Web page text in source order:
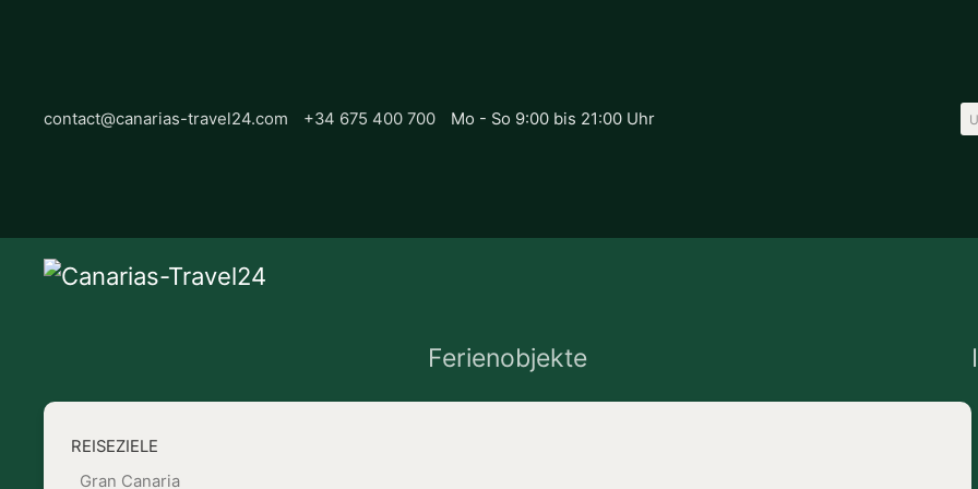
contact@canarias-travel24.com +34 675 400 700 Mo - So 9:00 bis 21:00 Uhr
Ferienobjekte
REISEZIELE
Gran Canaria